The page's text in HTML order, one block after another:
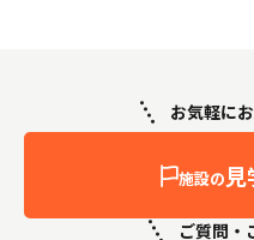
ご質問・
お気軽に
施設の